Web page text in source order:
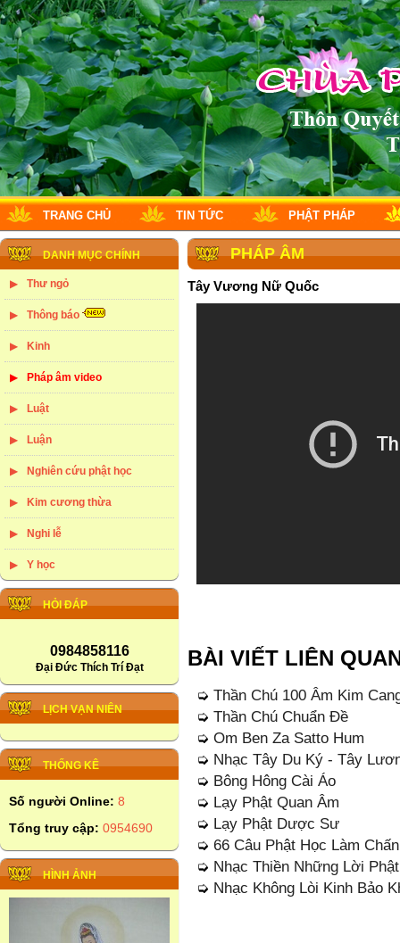
TRANG CHỦ TIN TỨC PHẬT PHÁP
DANH MỤC CHÍNH
Thư ngỏ
Thông báo
Kinh
Pháp âm video
Luật
Luận
Nghiên cứu phật học
Kim cương thừa
Nghi lễ
Y học
HỎI ĐÁP
0984858116
Đại Đức Thích Trí Đạt
LỊCH VẠN NIÊN
THỐNG KÊ
Số người Online: 8
Tổng truy cập: 0954690
HÌNH ẢNH
PHÁP ÂM
Tây Vương Nữ Quốc
BÀI VIẾT LIÊN
➭ Thần Chú 100 Âm Kim
➭ Thần Chú Chuẩn Đề
➭ Om Ben Za Satto Hum
➭ Nhạc Tây Du Ký - Tây
➭ Bông Hông Cài Áo
➭ Lạy Phật Quan Âm
➭ Lạy Phật Dược Sư
➭ 66 Câu Phật Học Làm
➭ Nhạc Thiền Những Lời
➭ Nhạc Không Lòi Kinh Bảo